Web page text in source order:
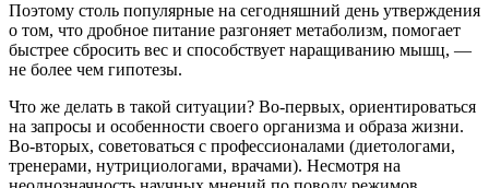
Поэтому столь популярные на сегодняшний день утверждения
о том, что дробное питание разгоняет метаболизм, помогает
быстрее сбросить вес и способствует наращиванию мышц, —
не более чем гипотезы.
Что же делать в такой ситуации? Во-первых, ориентироваться
на запросы и особенности своего организма и образа жизни.
Во-вторых, советоваться с профессионалами (диетологами,
тренерами, нутрициологами, врачами). Несмотря на